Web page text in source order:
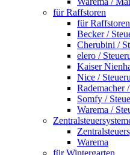
für Raffstoren
für
Becker /
Cherubini /
elero /
Kaiser
Nice /
Rademacher
Somfy /
Warema /
Warema
für Wintergarten